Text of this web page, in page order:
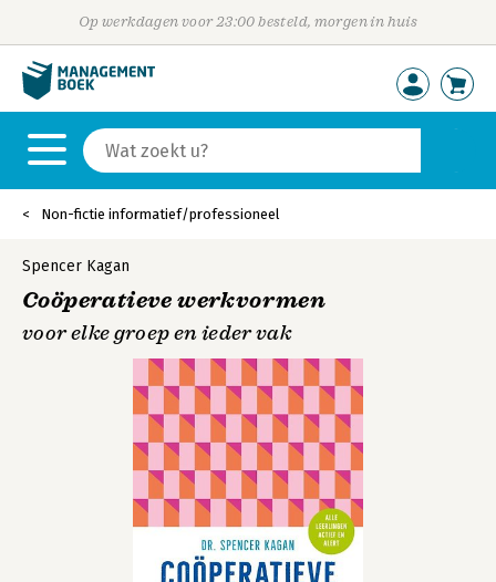
Op werkdagen voor 23:00 besteld, morgen in huis
Non-fictie informatief/professioneel
Spencer Kagan
Coöperatieve werkvormen
voor elke groep en ieder vak